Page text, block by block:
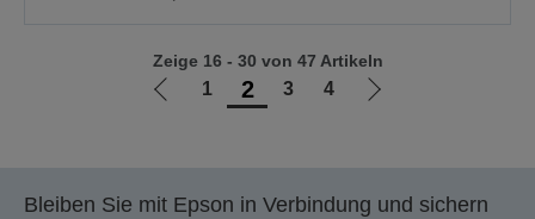
Zur
1 2 3 4
Zur
Zeige 16 - 30 von 47 Artikeln
Bleiben Sie mit Epson in Verbindung und sichern